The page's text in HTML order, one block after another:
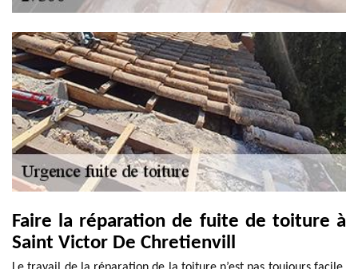
Faire la réparation de fuite de toiture à
Saint Victor De Chretienvill